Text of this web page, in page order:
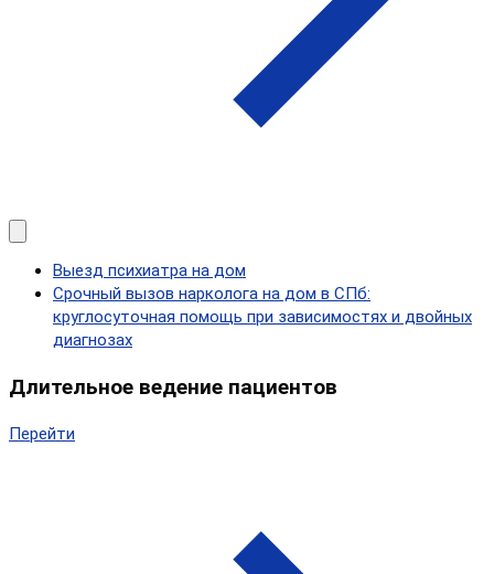
Выезд психиатра на дом
Срочный вызов нарколога на дом в СПб:
круглосуточная помощь при зависимостях и двойных
диагнозах
Длительное ведение пациентов
Перейти